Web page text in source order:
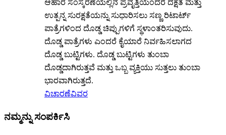
ಆಹಾರ ಸಂಸ್ಕರಣೆಯಲ್ಲಿನ ಪ್ರವೃತ್ತಿಯೆಂದರೆ ದಕ್ಷತೆ ಮತ್ತು
ಉತ್ಪನ್ನ ಸುರಕ್ಷತೆಯನ್ನು ಸುಧಾರಿಸಲು ಸಣ್ಣ ರಿಟಾರ್ಟ್
ಪಾತ್ರೆಗಳಿಂದ ದೊಡ್ಡ ಚಿಪ್ಪುಗಳಿಗೆ ಸ್ಥಳಾಂತರಿಸುವುದು.
ದೊಡ್ಡ ಪಾತ್ರೆಗಳು ಎಂದರೆ ಕೈಯಾರೆ ನಿರ್ವಹಿಸಲಾಗದ
ದೊಡ್ಡ ಬುಟ್ಟಿಗಳು. ದೊಡ್ಡ ಬುಟ್ಟಿಗಳು ತುಂಬಾ
ದೊಡ್ಡದಾಗಿರುತ್ತವೆ ಮತ್ತು ಒಬ್ಬ ವ್ಯಕ್ತಿಯು ಸುತ್ತಲು ತುಂಬಾ
ಭಾರವಾಗಿರುತ್ತದೆ.
ವಿಚಾರಣೆವಿವರ
ನಮ್ಮನ್ನು ಸಂಪರ್ಕಿಸಿ